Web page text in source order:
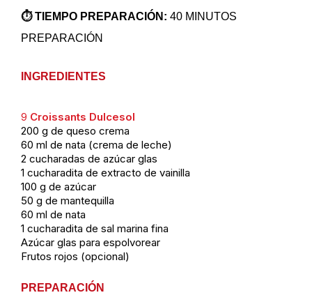
⏱️ TIEMPO PREPARACIÓN: 40 MINUTOS
PREPARACIÓN
INGREDIENTES
9 Croissants Dulcesol
200 g de queso crema
60 ml de nata (crema de leche)
2 cucharadas de azúcar glas
1 cucharadita de extracto de vainilla
100 g de azúcar
50 g de mantequilla
60 ml de nata
1 cucharadita de sal marina fina
Azúcar glas para espolvorear
Frutos rojos (opcional)
PREPARACIÓN